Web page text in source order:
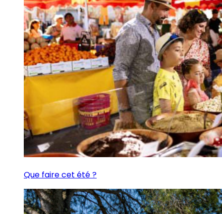
Que faire cet été ?